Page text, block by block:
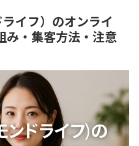
イフ）のオンライ
み・集客方法・注意